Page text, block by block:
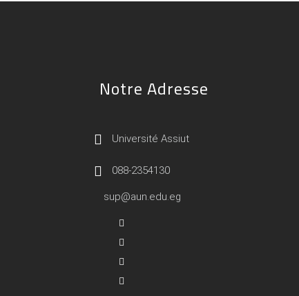
Notre Adresse
Université Assiut
088-2354130
sup@aun.edu.eg